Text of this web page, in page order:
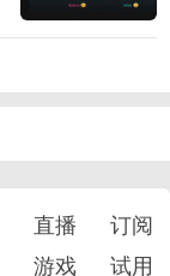
直播
订阅
游戏 试用